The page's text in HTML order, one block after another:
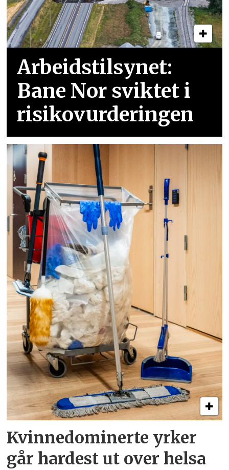
Arbeidstilsynet:
Bane Nor sviktet i
risikovurderingen
Kvinnedominerte yrker
går hardest ut over helsa